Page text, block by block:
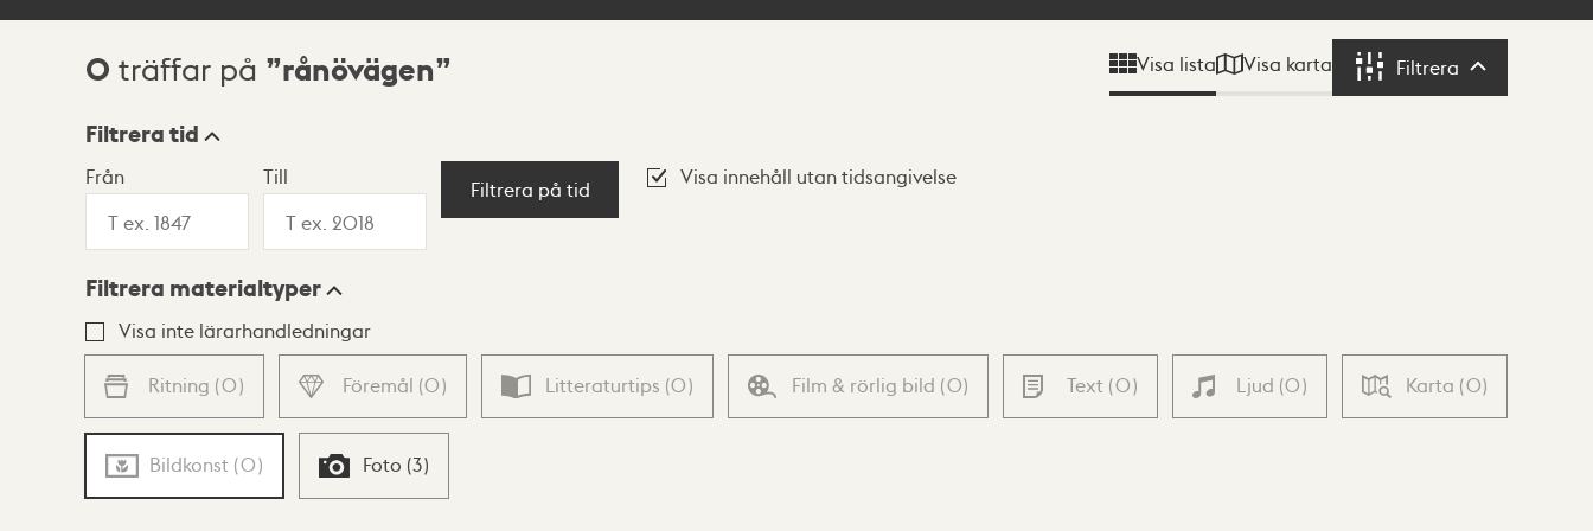
Sökresultat
0 träffar på rånövägen Visa lista Visa karta Filtrera Filtrera
Visningsläge
Lista Karta
Filtrera tid
Från Till
Filtrera på tid
Visa innehåll utan tidsangivelse
Filtrera materialtyper
Visa inte lärarhandledningar
Ritning (0) Föremål (0) Litteraturtips (0) Film & rörlig bild (0) Text (0) Ljud (0) Karta (0)
Bildkonst (0) Foto (3)